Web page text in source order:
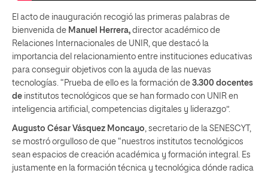
El acto de inauguración recogió las primeras palabras de
bienvenida de Manuel Herrera, director académico de
Relaciones Internacionales de UNIR, que destacó la
importancia del relacionamiento entre instituciones educativas
para conseguir objetivos con la ayuda de las nuevas
tecnologías. “Prueba de ello es la formación de 3.300 docentes
de institutos tecnológicos que se han formado con UNIR en
inteligencia artificial, competencias digitales y liderazgo”.
Augusto César Vásquez Moncayo , secretario de la SENESCYT,
se mostró orgulloso de que “nuestros institutos tecnológicos
sean espacios de creación académica y formación integral. Es
justamente en la formación técnica y tecnológica dónde radica